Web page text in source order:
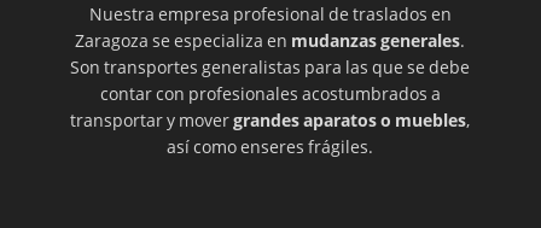
Nuestra empresa profesional de traslados en
Zaragoza se especializa en mudanzas generales.
Son transportes generalistas para las que se debe
contar con profesionales acostumbrados a
transportar y movergrandes aparatos o muebles,
así como enseres frágiles.